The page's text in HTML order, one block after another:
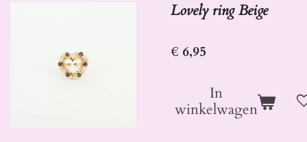
Lovely ring Beige
€ 6,95
In
winkelwagen